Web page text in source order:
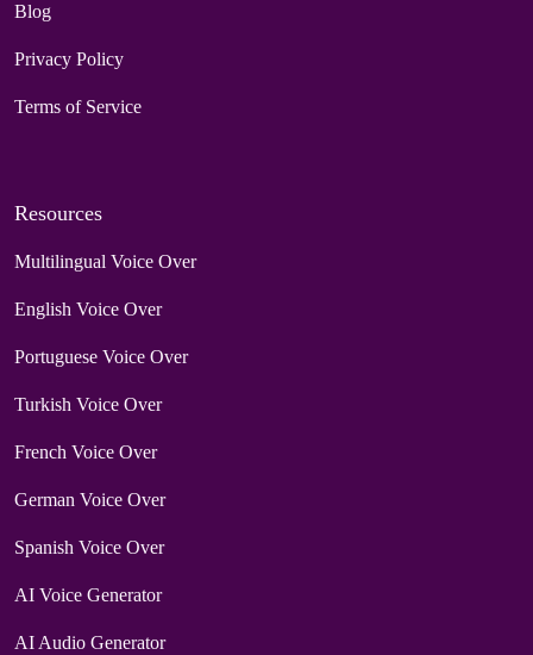
Blog
Privacy Policy
Terms of Service
Resources
Multilingual Voice Over
English Voice Over
Portuguese Voice Over
Turkish Voice Over
French Voice Over
German Voice Over
Spanish Voice Over
AI Voice Generator
AI Audio Generator